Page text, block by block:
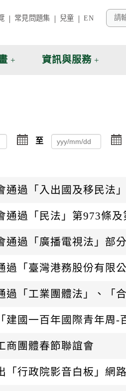
常見問題集 兒童 EN
資訊與服務
點
擊
期
起
至
通過「入出國及移民法
通過「民法」第973條
通過「廣播電視法」部
過「臺灣港務股份有限
過「工業團體法」、「
建國一百年國際青年周-
商團體春節聯誼會
「行政院影音白板」網